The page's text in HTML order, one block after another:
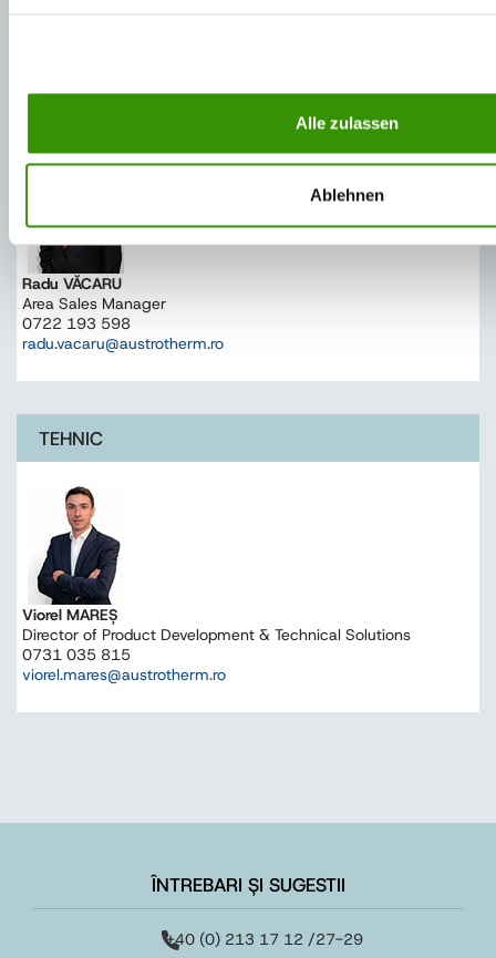
Alle zulassen
Ablehnen
Radu VĂCARU
Area Sales Manager
0722 193 598
radu.vacaru@austrotherm.ro
TEHNIC
Viorel MAREŞ
Director of Product Development & Technical Solutions
0731 035 815
viorel.mares@austrotherm.ro
ÎNTREBARI ȘI SUGESTII
+40 (0) 213 17 12 /27-29